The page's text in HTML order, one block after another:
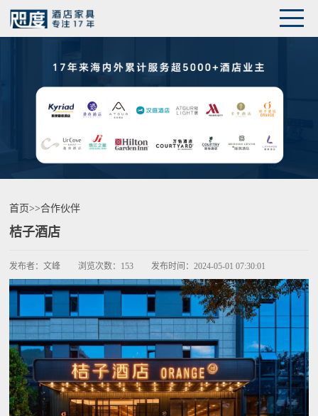
首页>>合作伙伴
桔子酒店
发布者：文峰 浏览次数： 153 发布时间：2024-05-01 07:30:01